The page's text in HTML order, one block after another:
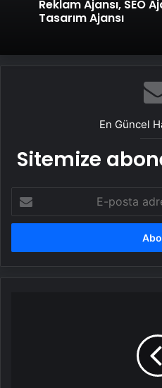
Reklam Ajansı, SEO
Tasarım Ajansı
En Güncel
Sitemize
posta
adresinizi